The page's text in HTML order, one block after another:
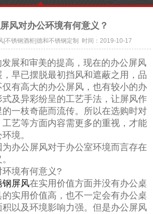
风对办公环境有何意义？
|不锈钢酒柜|德和不锈钢定制 时间：2019-10-17
和审美的提高，现在的办公屏风
，早已摆脱最初挡风和遮蔽之用，品
有高大的办公屏风，也有较小的办
及异彩纷呈的工艺手法，让屏风作
一枝奇葩而流传。所以在选购时对
艺等方面内容需更多的重视，才能
境。
公屏风对于办公室环境而言存在
境有何意义?
钢屏风在实用价值方面并没有办公桌
实用价值高，也不一定会有办公桌
以及环境影响力强。但是办公屏风